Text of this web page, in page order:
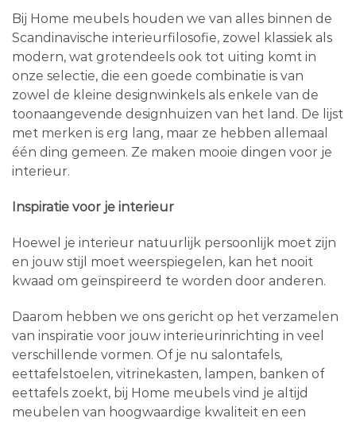
Bij Home meubels houden we van alles binnen de
Scandinavische interieurfilosofie, zowel klassiek als
modern, wat grotendeels ook tot uiting komt in
onze selectie, die een goede combinatie is van
zowel de kleine designwinkels als enkele van de
toonaangevende designhuizen van het land. De lijst
met merken is erg lang, maar ze hebben allemaal
één ding gemeen. Ze maken mooie dingen voor je
interieur.
Inspiratie voor je interieur
Hoewel je interieur natuurlijk persoonlijk moet zijn
en jouw stijl moet weerspiegelen, kan het nooit
kwaad om geïnspireerd te worden door anderen.
Daarom hebben we ons gericht op het verzamelen
van inspiratie voor jouw interieurinrichting in veel
verschillende vormen. Of je nu salontafels,
eettafelstoelen, vitrinekasten, lampen, banken of
eettafels zoekt, bij Home meubels vind je altijd
meubelen van hoogwaardige kwaliteit en een